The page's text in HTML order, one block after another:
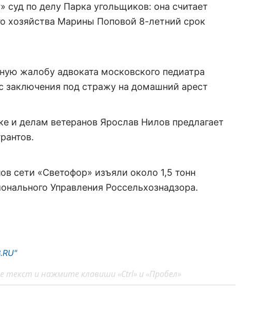
по делу Парка угольщиков: она считает
хозяйства Марины Поповой 8-летний срок
жалобу адвоката московского педиатра
заключения под стражу на домашний арест
и делам ветеранов Ярослав Нилов предлагает
сети «Светофор» изъяли около 1,5 тонн
Управления Россельхознадзора.
и нажмите клавиши «Ctrl» и «Пробел»